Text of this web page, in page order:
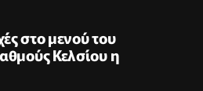
στο μενού του
Κελσίου η